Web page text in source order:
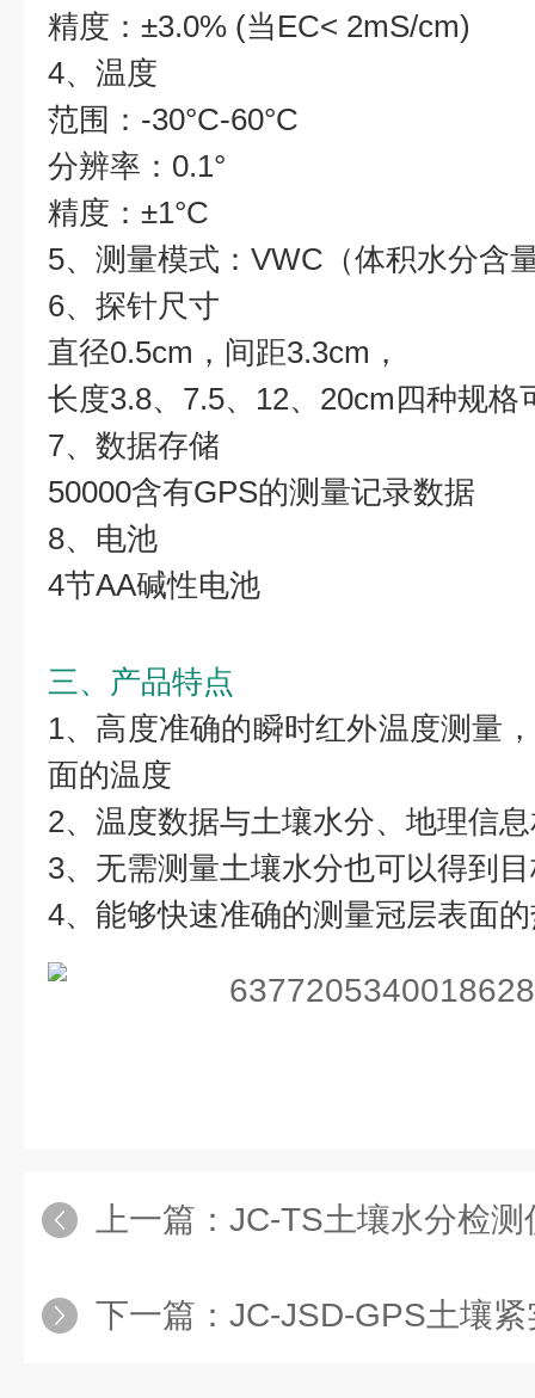
精度：±3.0% (当EC< 2mS/cm)
4、温度
范围：-30°C-60°C
分辨率：0.1°
精度：±1°C
5、测量模式：VWC（体积水分含
6、探针尺寸
直径0.5cm，间距3.3cm，
长度3.8、7.5、12、20cm四种规格
7、数据存储
50000含有GPS的测量记录数据
8、电池
4节AA碱性电池
三、产品特点
1、高度准确的瞬时红外温度测量
面的温度
2、温度数据与土壤水分、地理信
3、无需测量土壤水分也可以得到
4、能够快速准确的测量冠层表面
上一篇： JC-TS土壤水分检测
下一篇： JC-JSD-GPS土壤